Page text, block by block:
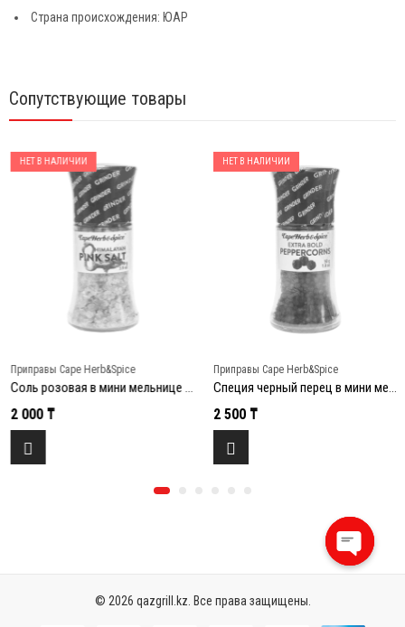
Страна происхождения: ЮАР
Сопутствующие товары
НЕТ В НАЛИЧИИ
Приправы Cape Herb&Spice
Соль розовая в мини мельнице 110г
2 000 ₸
НЕТ В НАЛИЧИИ
Приправы Cape Herb&Spice
Специя черный перец в мини мельнице 50г
2 500 ₸
© 2026 qazgrill.kz. Все права защищены.
Open